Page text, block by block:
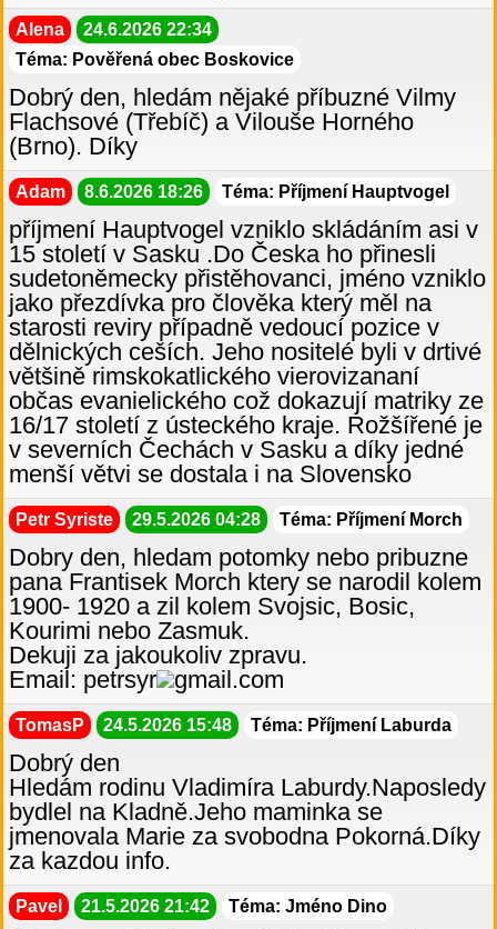
Alena
24.6.2026 22:34
Téma: Pověřená obec Boskovice
Dobrý den, hledám nějaké příbuzné Vilmy
Flachsové (Třebíč) a Vilouše Horného
(Brno). Díky
Adam 8.6.2026 18:26 Téma: Příjmení Hauptvogel
příjmení Hauptvogel vzniklo skládáním asi v
15 století v Sasku .Do Česka ho přinesli
sudetoněmecky přistěhovanci, jméno vzniklo
jako přezdívka pro člověka který měl na
starosti reviry případně vedoucí pozice v
dělnických ceších. Jeho nositelé byli v drtivé
většině rimskokatlického vierovizananí
občas evanielického což dokazují matriky ze
16/17 století z ústeckého kraje. Rožšířené je
v severních Čechách v Sasku a díky jedné
menší větvi se dostala i na Slovensko
Petr Syriste 29.5.2026 04:28 Téma: Příjmení Morch
Dobry den, hledam potomky nebo pribuzne
pana Frantisek Morch ktery se narodil kolem
1900- 1920 a zil kolem Svojsic, Bosic,
Kourimi nebo Zasmuk.
Dekuji za jakoukoliv zpravu.
Email: petrsyr
gmail.com
TomasP 24.5.2026 15:48 Téma: Příjmení Laburda
Dobrý den
Hledám rodinu Vladimíra Laburdy.Naposledy
bydlel na Kladně.Jeho maminka se
jmenovala Marie za svobodna Pokorná.Díky
za kazdou info.
Pavel 21.5.2026 21:42 Téma: Jméno Dino